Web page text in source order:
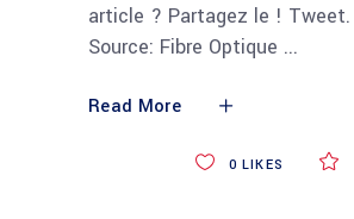
article ? Partagez le ! Tweet.
Source: Fibre Optique
Read More
0 LIKES